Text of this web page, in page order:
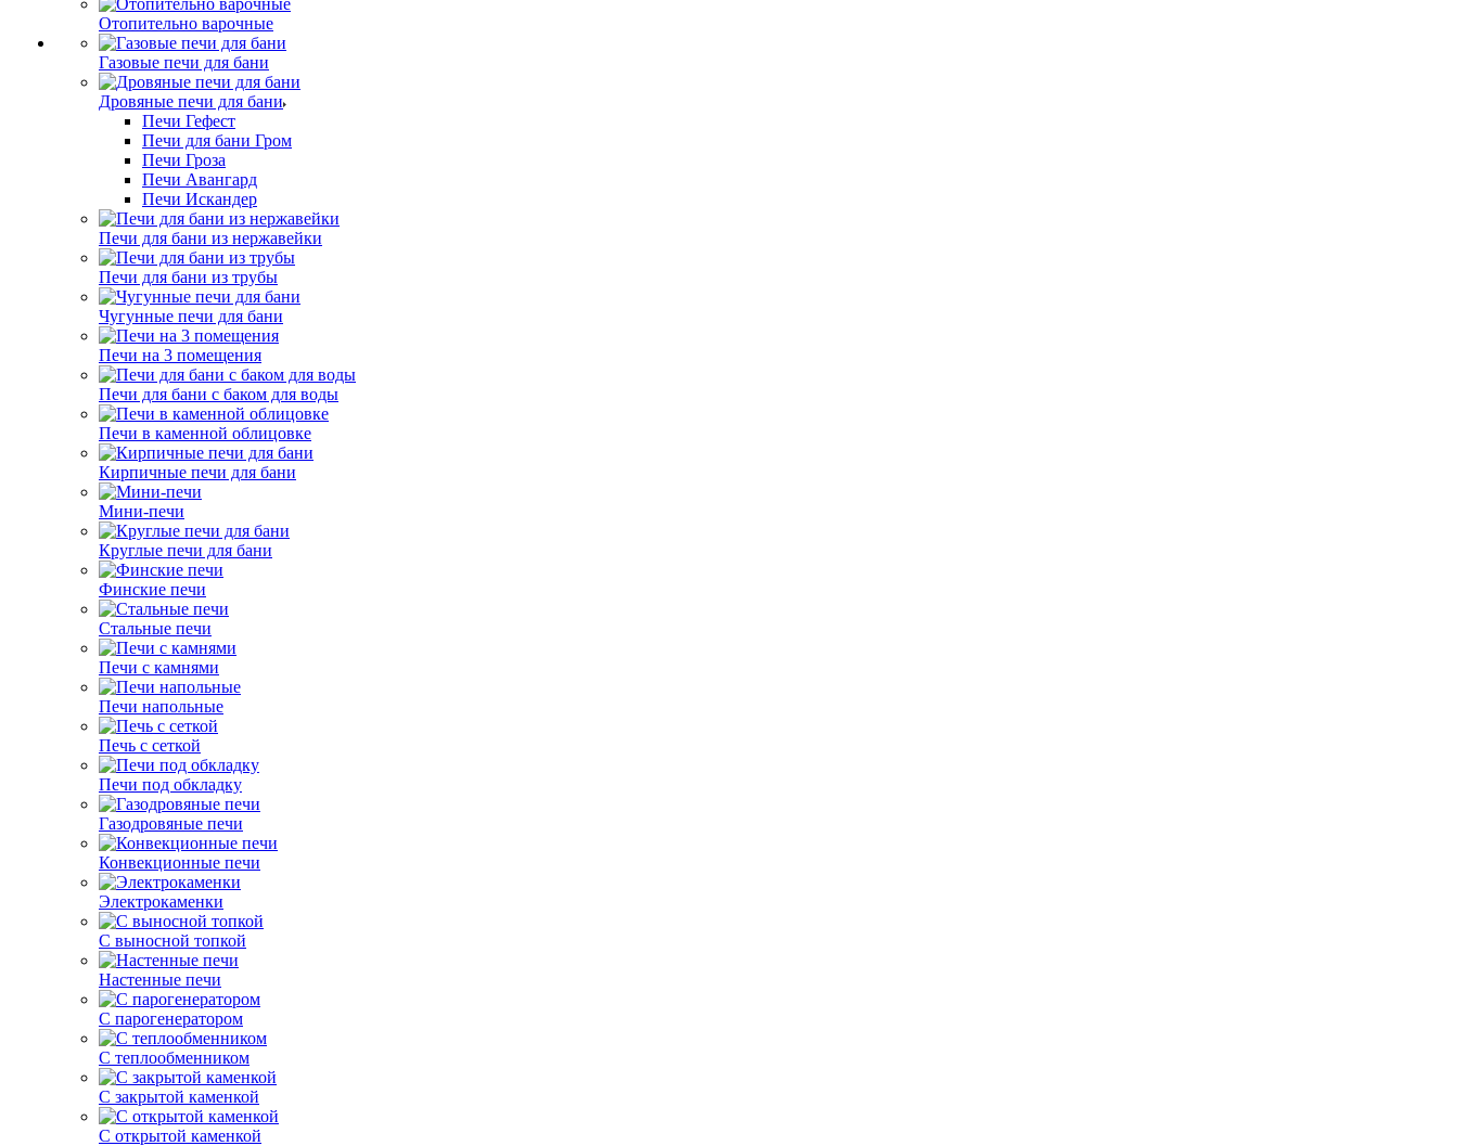
Отопительно варочные
Газовые печи для бани
Дровяные печи для бани
Печи Гефест
Печи для бани Гром
Печи Гроза
Печи Авангард
Печи Искандер
Печи для бани из нержавейки
Печи для бани из трубы
Чугунные печи для бани
Печи на 3 помещения
Печи для бани с баком для воды
Печи в каменной облицовке
Кирпичные печи для бани
Мини-печи
Круглые печи для бани
Финские печи
Стальные печи
Печи с камнями
Печи напольные
Печь с сеткой
Печи под обкладку
Газодровяные печи
Конвекционные печи
Электрокаменки
С выносной топкой
Настенные печи
С парогенератором
С теплообменником
С закрытой каменкой
С открытой каменкой